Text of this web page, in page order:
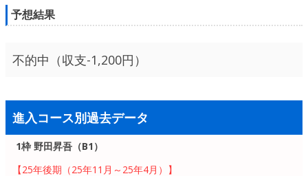
予想結果
不的中（収支-1,200円）
進入コース別過去データ
1枠 野田昇吾（B1）
【25年後期（25年11月～25年4月）】